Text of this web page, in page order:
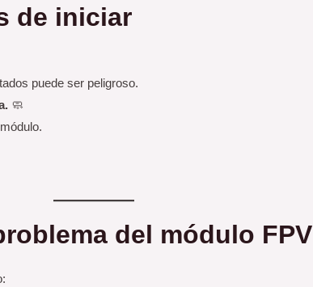
de iniciar
puede ser peligroso.
🧼
del módulo FPV